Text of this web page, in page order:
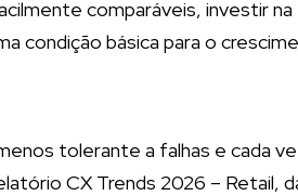
comparáveis, investir
condição básica para o
tolerante a falhas e cada
CX Trends 2026 – Retail,